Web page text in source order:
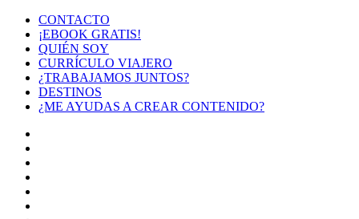
CONTACTO
¡EBOOK GRATIS!
QUIÉN SOY
CURRÍCULO VIAJERO
¿TRABAJAMOS JUNTOS?
DESTINOS
¿ME AYUDAS A CREAR CONTENIDO?